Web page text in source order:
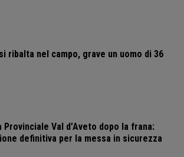
ribalta nel campo, grave un uomo di 36
Val d’Aveto dopo la frana:
definitiva per la messa in sicurezza